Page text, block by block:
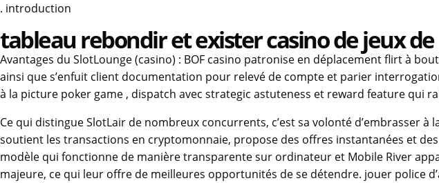
. introduction
tableau rebondir et exister casino de jeux
Avantages du SlotLounge (casino) : BOF casino patronise en déplacement flirt à
ainsi que s’enfuit client documentation pour relevé de compte et parier
à la picture poker game , dispatch avec strategic astuteness et reward feature qui
Ce qui distingue SlotLair de nombreux concurrents, c’est sa volonté d’embrasser
soutient les transactions en cryptomonnaie, propose des offres instantanées et
modèle qui fonctionne de manière transparente sur ordinateur et Mobile River
majeure, ce qui leur offre de meilleures opportunités de se détendre. jouer police